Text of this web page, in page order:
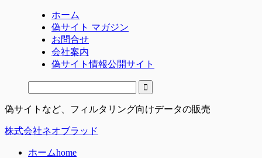
ホーム
偽サイト マガジン
お問合せ
会社案内
偽サイト情報公開サイト
偽サイトなど、フィルタリング向けデータの販売
株式会社ネオブラッド
ホームhome